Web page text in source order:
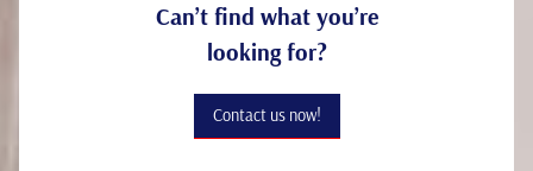
Can’t find what you’re
looking for?
Contact us now!